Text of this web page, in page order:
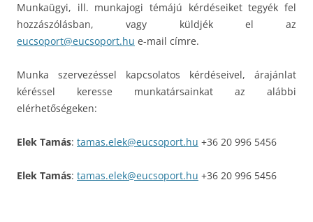
Munkaügyi, ill. munkajogi témájú kérdéseiket tegyék fel
hozzászólásban, vagy küldjék el az
eucsoport@eucsoport.hu e-mail címre.
Munka szervezéssel kapcsolatos kérdéseivel, árajánlat
kéréssel keresse munkatársainkat az alábbi
elérhetőségeken:
Elek Tamás: tamas.elek@eucsoport.hu +36 20 996 5456
Elek Tamás: tamas.elek@eucsoport.hu +36 20 996 5456